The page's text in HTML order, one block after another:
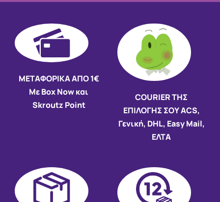
ΜΕΤΑΦΟΡΙΚΑ ΑΠΟ 1€
Με Box Now και
Skroutz Point
COURIER ΤΗΣ
ΕΠΙΛΟΓΗΣ ΣΟΥ ACS,
Γενική, DHL, Easy Mail,
ΕΛΤΑ